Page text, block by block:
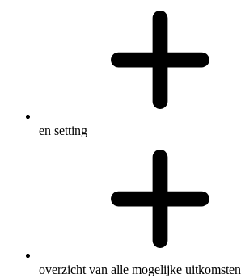
en setting
overzicht van alle mogelijke uitkomsten